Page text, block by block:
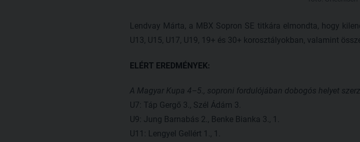
Lendvay Márta, a MBX Sopron SE titkára elmondta, hogy
U13, U15, U17, U19, 19+ és 30+ korosztályokban, valamint
ELÉRT EREDMÉNYEK:
A Magyar Kupa 4–5., soproni fordulójában dobogós helyet
U7: Táp Gergő 3., Szél Ádám 3.
U9: Jung Barnabás 2., Benke Bianka 3., 1.
U11: Lengyel Gellért 1., 1.